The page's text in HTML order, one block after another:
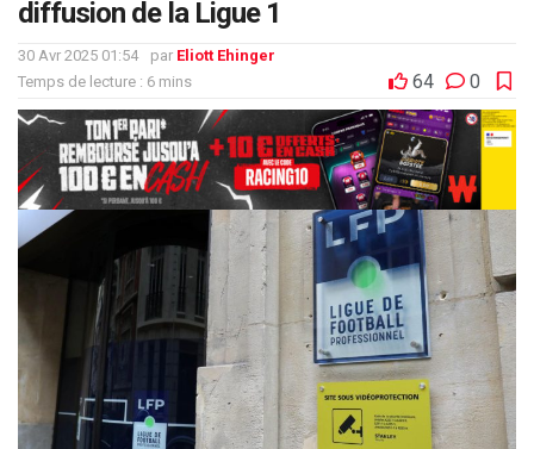
diffusion de la Ligue 1
30 Avr 2025 01:54 par Eliott Ehinger
Temps de lecture : 6 mins
64 0